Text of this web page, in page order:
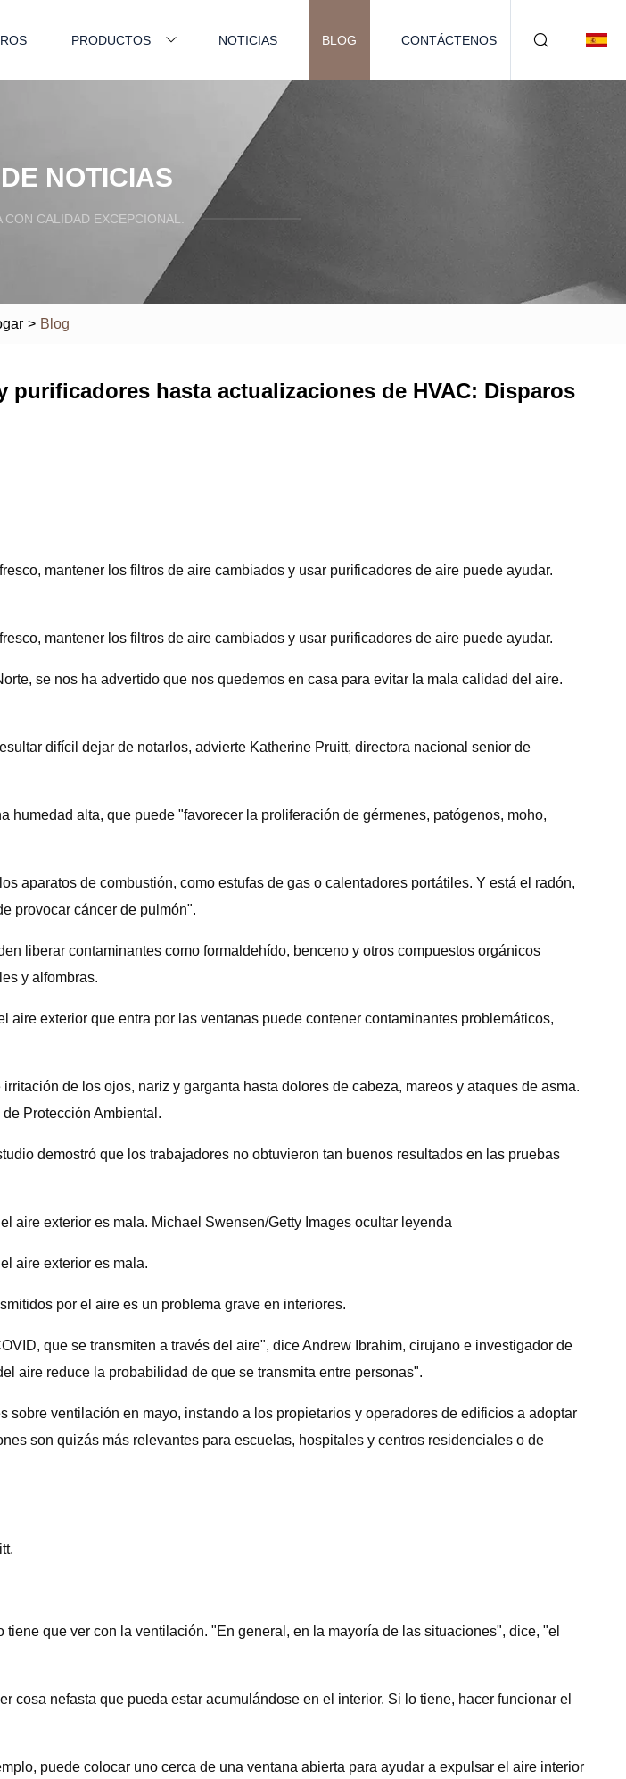
PRODUCTOS NOTICIAS BLOG CONTÁCTENOS
NOTICIAS
CALIDAD EXCEPCIONAL.
> Blog
hasta actualizaciones de HVAC: Disparos
mantener los filtros de aire cambiados y usar purificadores de aire puede ayudar.
mantener los filtros de aire cambiados y usar purificadores de aire puede ayudar.
se nos ha advertido que nos quedemos en casa para evitar la mala calidad del aire.
difícil dejar de notarlos, advierte Katherine Pruitt, directora nacional senior de
alta, que puede "favorecer la proliferación de gérmenes, patógenos, moho,
aparatos de combustión, como estufas de gas o calentadores portátiles. Y está el radón,
provocar cáncer de pulmón".
liberar contaminantes como formaldehído, benceno y otros compuestos orgánicos
y alfombras.
exterior que entra por las ventanas puede contener contaminantes problemáticos,
de los ojos, nariz y garganta hasta dolores de cabeza, mareos y ataques de asma.
Protección Ambiental.
demostró que los trabajadores no obtuvieron tan buenos resultados en las pruebas
aire exterior es mala. Michael Swensen/Getty Images ocultar leyenda
aire exterior es mala.
por el aire es un problema grave en interiores.
que se transmiten a través del aire", dice Andrew Ibrahim, cirujano e investigador de
aire reduce la probabilidad de que se transmita entre personas".
ventilación en mayo, instando a los propietarios y operadores de edificios a adoptar
son quizás más relevantes para escuelas, hospitales y centros residenciales o de
que ver con la ventilación. "En general, en la mayoría de las situaciones", dice, "el
nefasta que pueda estar acumulándose en el interior. Si lo tiene, hacer funcionar el
puede colocar uno cerca de una ventana abierta para ayudar a expulsar el aire interior